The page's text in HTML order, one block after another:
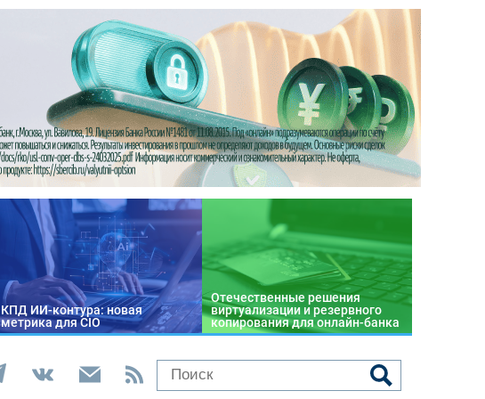
КПД ИИ-контура: новая
метрика для CIO
Отечественные решения
виртуализации и резервного
копирования для онлайн-банка